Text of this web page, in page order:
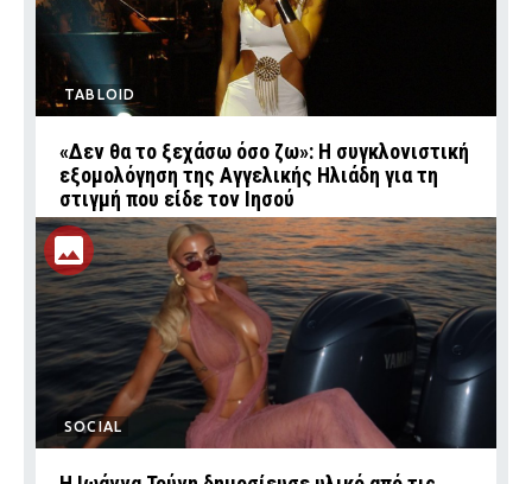
TABLOID
«Δεν θα το ξεχάσω όσο ζω»: Η συγκλονιστική
εξομολόγηση της Αγγελικής Ηλιάδη για τη
στιγμή που είδε τον Ιησού
SOCIAL